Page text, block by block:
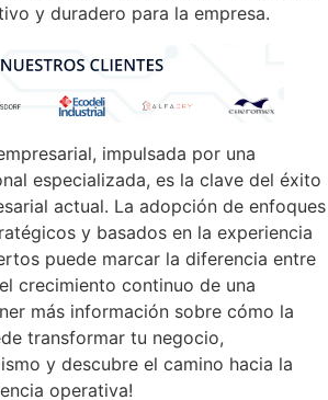
y duradero para la empresa.
impulsada por una
especializada, es la clave del éxito
actual. La adopción de enfoques
y basados en la experiencia
puede marcar la diferencia entre
crecimiento continuo de una
más información sobre cómo la
transformar tu negocio,
y descubre el camino hacia la
operativa!